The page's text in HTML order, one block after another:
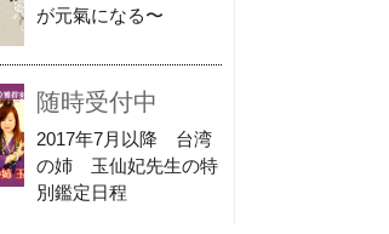
が元氣になる〜
随時受付中
2017年7月以降 台湾
の姉 玉仙妃先生の特
別鑑定日程